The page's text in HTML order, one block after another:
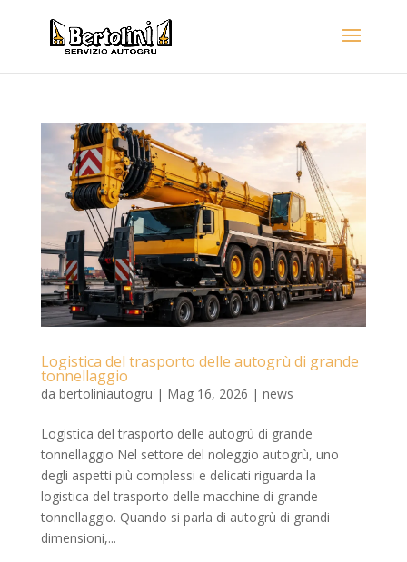
Logistica del trasporto delle autogrù di grande
tonnellaggio
da bertoliniautogru | Mag 16, 2026 | news
Logistica del trasporto delle autogrù di grande
tonnellaggio Nel settore del noleggio autogrù, uno
degli aspetti più complessi e delicati riguarda la
logistica del trasporto delle macchine di grande
tonnellaggio. Quando si parla di autogrù di grandi
dimensioni,...